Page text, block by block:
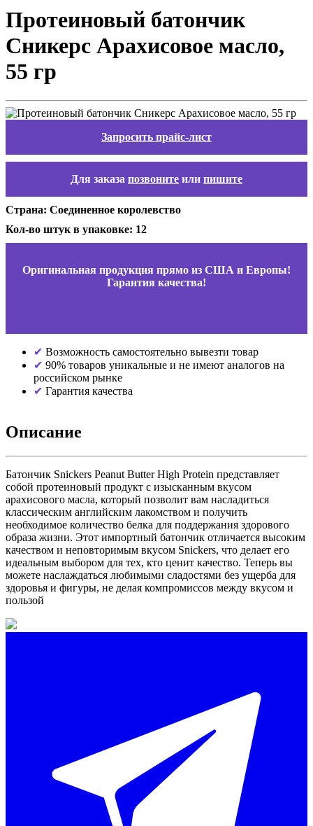
Протеиновый батончик
Сникерс Арахисовое масло,
55 гр
Запросить прайс-лист
Для заказа позвоните или пишите
Страна: Соединенное королевство
Кол-во штук в упаковке: 12
Оригинальная продукция прямо из США и Европы!
Гарантия качества!
Возможность самостоятельно вывезти товар
90% товаров уникальные и не имеют аналогов на
российском рынке
Гарантия качества
Описание
Батончик Snickers Peanut Butter High Protein представляет
собой протеиновый продукт с изысканным вкусом
арахисового масла, который позволит вам насладиться
классическим английским лакомством и получить
необходимое количество белка для поддержания здорового
образа жизни. Этот импортный батончик отличается высоким
качеством и неповторимым вкусом Snickers, что делает его
идеальным выбором для тех, кто ценит качество. Теперь вы
можете наслаждаться любимыми сладостями без ущерба для
здоровья и фигуры, не делая компромиссов между вкусом и
пользой